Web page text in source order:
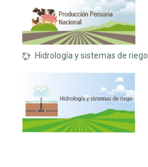
Hidrología y sistemas de riego